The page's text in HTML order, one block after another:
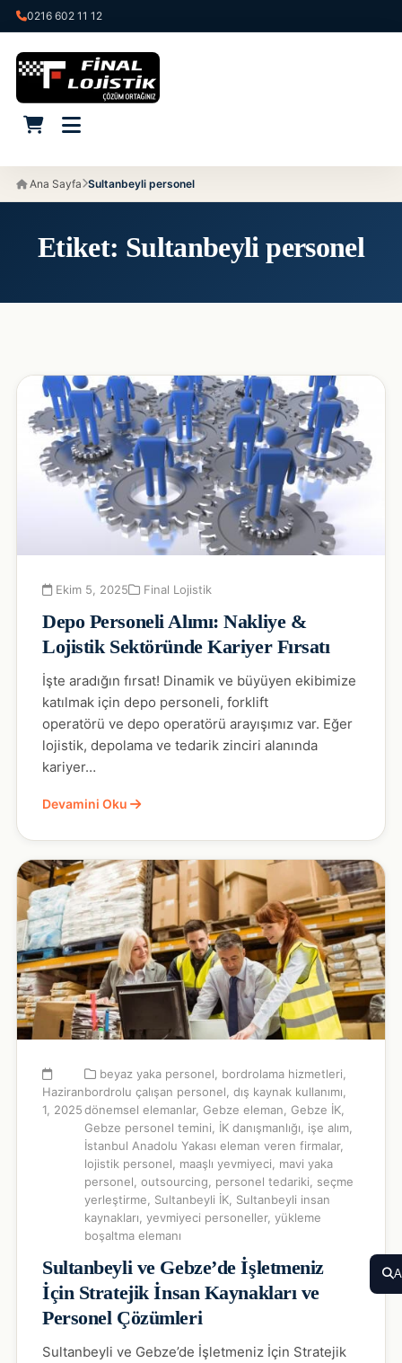
0216 602 11 12
Ana Sayfa Sultanbeyli personel
Etiket: Sultanbeyli personel
Ekim 5, 2025 Final Lojistik
Depo Personeli Alımı: Nakliye &
Lojistik Sektöründe Kariyer Fırsatı
İşte aradığın fırsat! Dinamik ve büyüyen ekibimize
katılmak için depo personeli, forklift
operatörü ve depo operatörü arayışımız var. Eğer
lojistik, depolama ve tedarik zinciri alanında
kariyer…
Devamini Oku
Haziran
1, 2025
beyaz yaka personel bordrolama hizmetleri
bordrolu çalışan personel dış kaynak kullanımı
dönemsel elemanlar, Gebze eleman Gebze İK
Gebze personel temini
İK danışmanlığı işe alım
İstanbul Anadolu Yakası eleman veren firmalar,
lojistik personel
maaşlı yevmiyeci
mavi yaka
personel outsourcing personel tedariki
seçme
yerleştirme
Sultanbeyli İK Sultanbeyli insan
kaynakları yevmiyeci personeller, yükleme
boşaltma elemanı
Sultanbeyli ve Gebze’de İşletmeniz
İçin Stratejik İnsan Kaynakları ve
Personel Çözümleri
Sultanbeyli ve Gebze’de İşletmeniz İçin Stratejik